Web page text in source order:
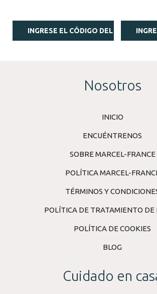
INGRESE EL CÓDIGO DEL ESTILISTA
Nosotros
INICIO
ENCUÉNTRENOS
SOBRE MARCEL-FRANCE
POLÍTICA MARCEL-
TÉRMINOS Y
POLÍTICA DE TRATAMIENTO DE
POLÍTICA DE COOKIES
BLOG
Cuidado en